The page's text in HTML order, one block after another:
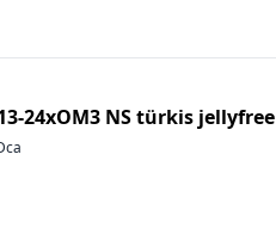
24xOM3 NS türkis jellyfree